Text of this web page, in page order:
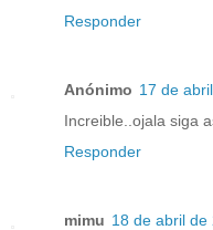
Responder
Anónimo 17 de
Increible..ojala siga
Responder
mimu 18 de abril de